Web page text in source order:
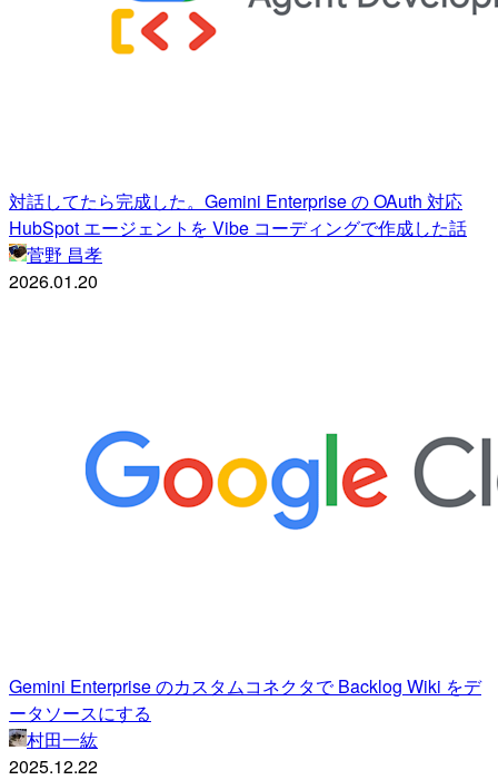
対話してたら完成した。Gemini Enterprise の OAuth 対応
HubSpot エージェントを Vibe コーディングで作成した話
菅野 昌孝
2026.01.20
Gemini Enterprise のカスタムコネクタで Backlog Wiki をデ
ータソースにする
村田一紘
2025.12.22